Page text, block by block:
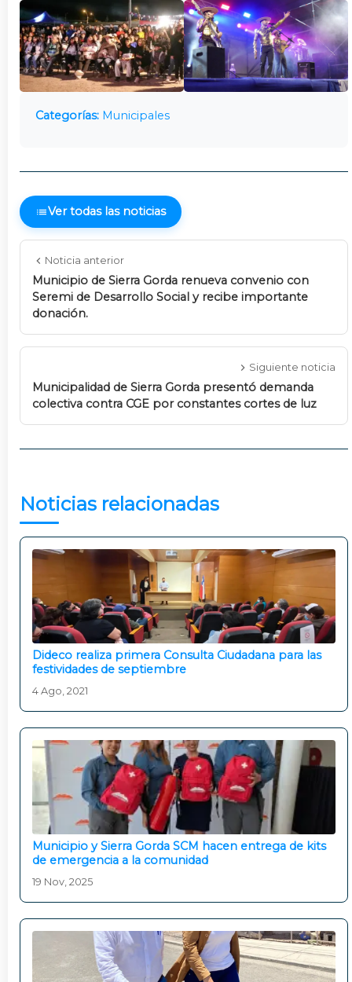
Categorías: Municipales
Noticia anterior
Municipio de Sierra Gorda renueva convenio con
Seremi de Desarrollo Social y recibe importante
donación.
Ver todas las noticias
Siguiente noticia
Municipalidad de Sierra Gorda presentó demanda
colectiva contra CGE por constantes cortes de luz
Noticias relacionadas
Dideco realiza primera Consulta Ciudadana para las
festividades de septiembre
4 Ago, 2021
Municipio y Sierra Gorda SCM hacen entrega de kits
de emergencia a la comunidad
19 Nov, 2025